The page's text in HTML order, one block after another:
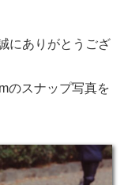
にありがとうござ
のスナップ写真を